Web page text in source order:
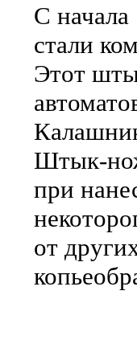
С
стали
Этот
Штык-
при
от